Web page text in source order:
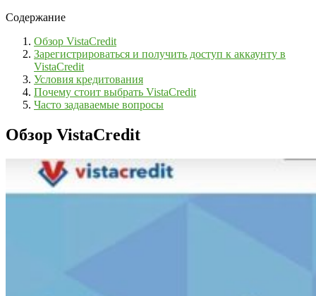
Содержание
Обзор VistaCredit
Зарегистрироваться и получить доступ к аккаунту в
VistaCredit
Условия кредитования
Почему стоит выбрать VistaCredit
Часто задаваемые вопросы
Обзор VistaCredit